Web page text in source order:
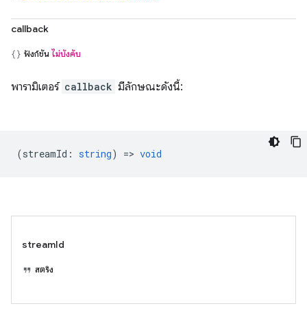
callback
ฟังก์ชัน ไม่บังคับ
พารามิเตอร์ callback มีลักษณะดังนี้:
(streamId : string) => void
streamId
สตริง